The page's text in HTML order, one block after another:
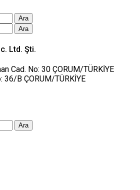
Ltd. Şti.
Cad. No: 30 ÇORUM/TÜRKİYE
36/B ÇORUM/TÜRKİYE